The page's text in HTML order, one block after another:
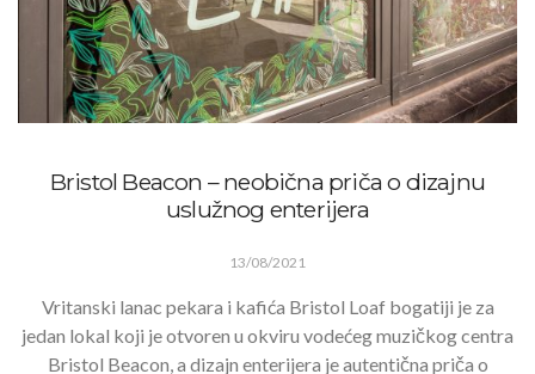
Bristol Beacon – neobična priča o dizajnu
uslužnog enterijera
13/08/2021
Vritanski lanac pekara i kafića Bristol Loaf bogatiji je za
jedan lokal koji je otvoren u okviru vodećeg muzičkog centra
Bristol Beacon, a dizajn enterijera je autentična priča o